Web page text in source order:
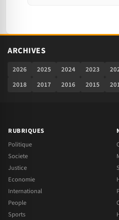
ARCHIVES
2026 2025 2024 2023
2018
2017 2016 2015
RUBRIQUES
Politique
Societe
Justice
Economie
International
People
Sports